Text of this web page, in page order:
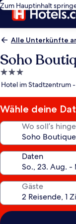
Zum Hauptinhalt
Alle Unterkünfte
Soho
3.0-
Sterne-
Hotel im Stadtzentrum
Wähle deine
Wo soll’s
Daten
Gäste